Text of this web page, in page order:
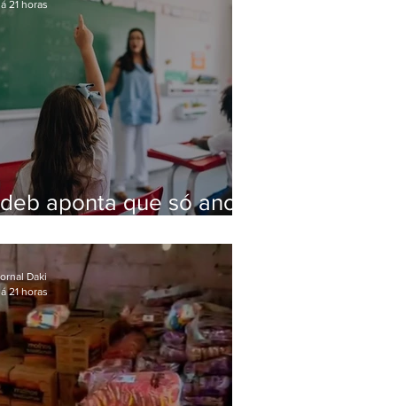
aponta que só anos
da educação
21 horas
Daki
21 horas